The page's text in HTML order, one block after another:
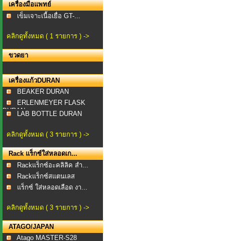
เครื่องมือแพทย์
เข็มเจาะเนื้อเยื่อ GT-...
คลิกดูทั้งหมด ( 1 รายการ ) ->
ขวดยา
เครื่องแก้วDURAN
BEAKER DURAN
ERLENMEYER FLASK
DURANLAB BOTTLE DURAN
คลิกดูทั้งหมด ( 3 รายการ ) ->
Rack แร็กซ์ใส่หลอดเก...
Rackแร็กซ์อะคลิลิค สำ...
Rackแร็กซ์สแตนเลส
สำหร...แร็กซ์ ใส่หลอดเลือด งา...
คลิกดูทั้งหมด ( 3 รายการ ) ->
ATAGO/JAPAN
Atago MASTER-S28